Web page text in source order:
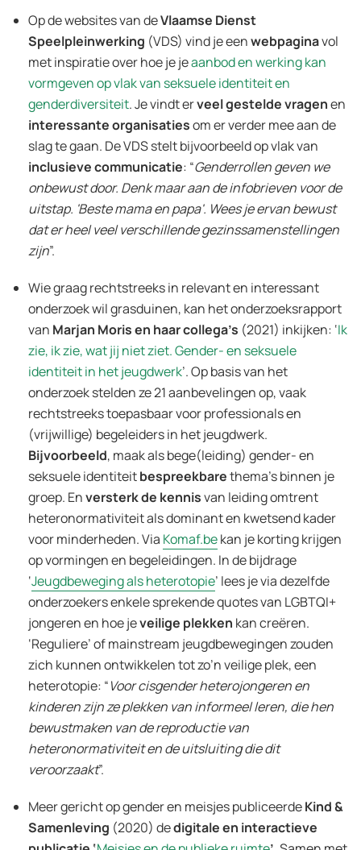
Op de websites van deVlaamse Dienst
Speelpleinwerking (VDS) vind je eenwebpaginavol
met inspiratie over hoe je jeaanbod en werking kan
vormgeven op vlak van seksuele identiteit en
genderdiversiteit. Je vindt erveel gestelde vragenen
interessante organisatiesom er verder mee aan de
slag te gaan. De VDS stelt bijvoorbeeld op vlak van
inclusieve communicatie: “Genderrollen geven we
onbewust door. Denk maar aan de infobrieven voor de
uitstap. 'Beste mama en papa'. Wees je ervan bewust
dat er heel veel verschillende gezinssamenstellingen
zijn”.
Wie graag rechtstreeks in relevant en interessant
onderzoek wil grasduinen, kan het onderzoeksrapport
van Marjan Moris en haar collega’s (2021) inkijken: ‘Ik
zie, ik zie, wat jij niet ziet. Gender- en seksuele
identiteit in het jeugdwerk’. Op basis van het
onderzoek stelden ze 21 aanbevelingen op, vaak
rechtstreeks toepasbaar voor professionals en
(vrijwillige) begeleiders in het jeugdwerk.
Bijvoorbeeld, maak als bege(leiding) gender- en
seksuele identiteitbespreekbarethema’s binnen je
groep. Enversterk de kennisvan leiding omtrent
heteronormativiteit als dominant en kwetsend kader
voor minderheden. Via Komaf.bekan je korting krijgen
op vormingen en begeleidingen. In de bijdrage
‘Jeugdbeweging als heterotopie’ lees je via dezelfde
onderzoekers enkele sprekende quotes van LGBTQI+
jongeren en hoe jeveilige plekken kan creëren.
‘Reguliere’ of mainstream jeugdbewegingen zouden
zich kunnen ontwikkelen tot zo’n veilige plek, een
heterotopie: “Voor cisgender heterojongeren en
kinderen zijn ze plekken van informeel leren, die hen
bewustmaken van de reproductie van
heteronormativiteit en de uitsluiting die dit
veroorzaakt”.
Meer gericht op gender en meisjes publiceerdeKind &
Samenleving (2020) dedigitale en interactieve